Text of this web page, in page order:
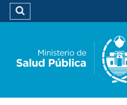
Biblioteca
Buscar